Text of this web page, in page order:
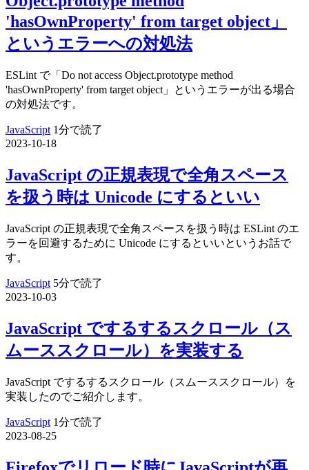
'hasOwnProperty' from target object」
というエラーへの対処法
ESLint で「Do not access Object.prototype method
'hasOwnProperty' from target object」というエラーが出る場合
の対処法です。
JavaScript 1分で読了
2023-10-18
JavaScript の正規表現で全角スペース
を扱う時は Unicode にするといい
JavaScript の正規表現で全角スペースを扱う時は ESLint のエ
ラーを回避するために Unicode にするといいというお話で
す。
JavaScript 5分で読了
2023-10-03
JavaScript でするするスクロール（ス
ムーススクロール）を実装する
JavaScript でするするスクロール（スムーススクロール）を
実装したのでご紹介します。
JavaScript 1分で読了
2023-08-25